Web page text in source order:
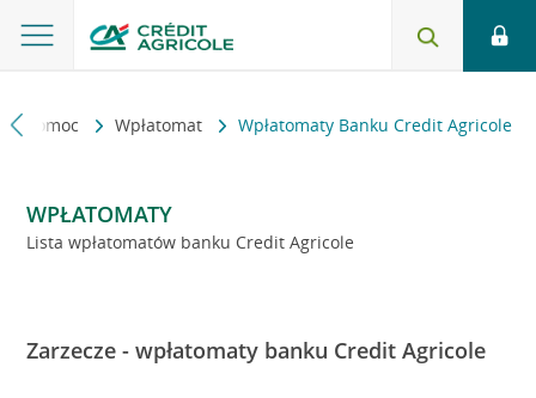
i pomoc Wpłatomat Wpłatomaty Banku Credit Agricole
WPŁATOMATY
Lista wpłatomatów banku Credit Agricole
Zarzecze - wpłatomaty banku Credit Agricole